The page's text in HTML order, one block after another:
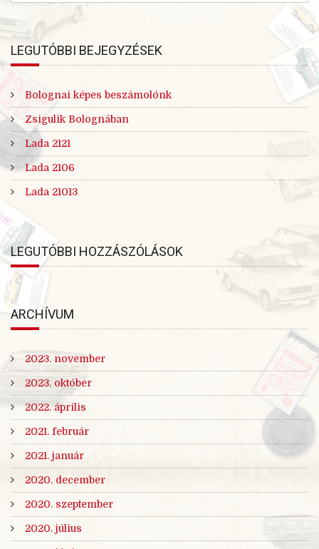
LEGUTÓBBI BEJEGYZÉSEK
Bolognai képes beszámolónk
Zsigulik Bolognában
Lada 2121
Lada 2106
Lada 21013
LEGUTÓBBI HOZZÁSZÓLÁSOK
ARCHÍVUM
2023. november
2023. október
2022. április
2021. február
2021. január
2020. december
2020. szeptember
2020. július